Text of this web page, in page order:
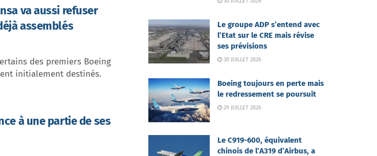
va aussi refuser
assemblés
des premiers Boeing
initialement destinés.
à une partie de ses
Le groupe ADP s’entend avec
l’Etat sur le CRE mais révise
ses prévisions
30 JUILLET 2026
Boeing toujours en perte mais
le redressement se poursuit
29 JUILLET 2026
Le C919-600, équivalent
chinois de l’A319 d’Airbus, a